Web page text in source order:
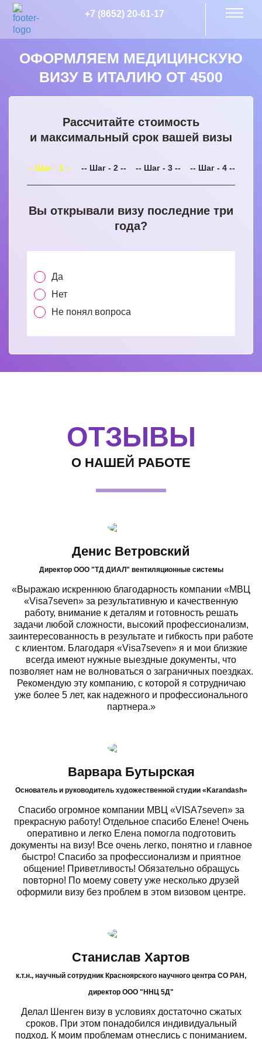
+7 (8652) 20-61-17
ОФОРМЛЯЕМ МЕДИЦИНСКУЮ
ВИЗУ В ИТАЛИЮ ОТ 4500
Рассчитайте стоимость
и максимальный срок вашей визы
-- Шаг - 1 -- -- Шаг - 2 -- -- Шаг - 3 -- -- Шаг - 4 --
Вы открывали визу последние три
года?
Да
Нет
Не понял вопроса
ОТЗЫВЫ
О НАШЕЙ РАБОТЕ
Денис Ветровский
Директор ООО "ТД ДИАЛ" вентиляционные системы
«Выражаю искреннюю благодарность компании «МВЦ
«Visa7seven» за результативную и качественную
работу, внимание к деталям и готовность решать
задачи любой сложности, высокий профессионализм,
заинтересованность в результате и гибкость при работе
с клиентом. Благодаря «Visa7seven» я и мои близкие
всегда имеют нужные выездные документы, что
позволяет нам не волноваться о заграничных поездках.
Рекомендую эту компанию, с которой я сотрудничаю
уже более 5 лет, как надежного и профессионального
партнера.»
Варвара Бутырская
Основатель и руководитель художественной студии «Karandash»
Спасибо огромное компании МВЦ «VISA7seven» за
прекрасную работу! Отдельное спасибо Елене! Очень
оперативно и легко Елена помогла подготовить
документы на визу! Все очень легко, понятно и главное
быстро! Спасибо за профессионализм и приятное
общение! Приветливость! Обязательно обращусь
повторно! По моему совету уже несколько друзей
оформили визу без проблем в этом визовом центре.
Станислав Хартов
к.т.н., научный сотрудник Красноярского научного центра СО РАН,
директор ООО "ННЦ 5Д"
Делал Шенген визу в условиях достаточно сжатых
сроков. При этом понадобился индивидуальный
подход. К моим проблемам отнеслись с пониманием,